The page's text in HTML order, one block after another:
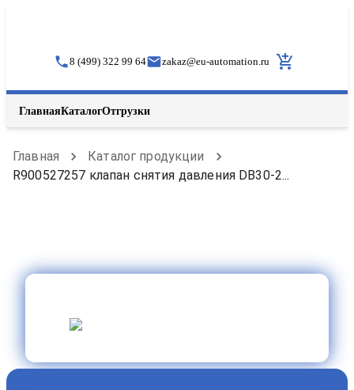
8 (499) 322 99 64 zakaz@eu-automation.ru
ГлавнаяКаталогОтгрузки
Главная
Каталог продукции
R900527257 клапан снятия давления DB30-2...